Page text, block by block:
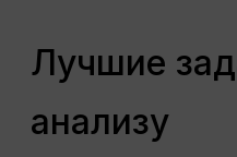
Лучшие
анализу